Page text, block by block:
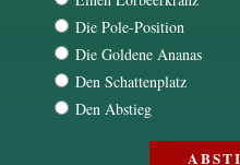
Die Pole-Position
Die Goldene Ananas
Den Schattenplatz
Den Abstieg